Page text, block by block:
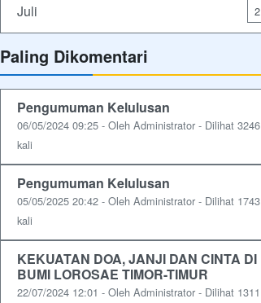
Juli 2
Paling Dikomentari
Pengumuman Kelulusan
06/05/2024 09:25 - Oleh Administrator - Dilihat 3246
kali
Pengumuman Kelulusan
05/05/2025 20:42 - Oleh Administrator - Dilihat 1743
kali
KEKUATAN DOA, JANJI DAN CINTA DI
BUMI LOROSAE TIMOR-TIMUR
22/07/2024 12:01 - Oleh Administrator - Dilihat 1311